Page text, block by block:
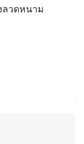
ลวดหนาม